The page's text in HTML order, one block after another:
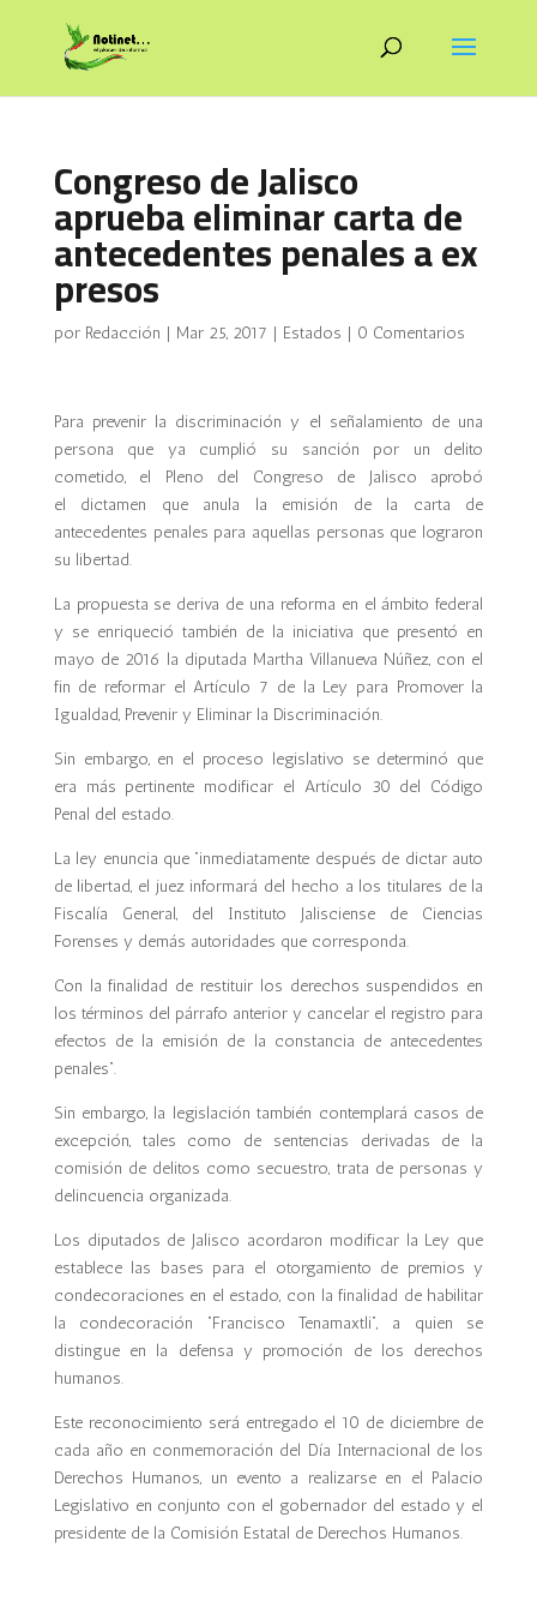
Congreso de Jalisco
aprueba eliminar carta de
antecedentes penales a ex
presos
por Redacción | Mar 25, 2017 | Estados | 0 Comentarios
Para prevenir la discriminación y el señalamiento de una
persona que ya cumplió su sanción por un delito
cometido, el Pleno del Congreso de Jalisco aprobó
el dictamen que anula la emisión de la carta de
antecedentes penales para aquellas personas que lograron
su libertad.
La propuesta se deriva de una reforma en el ámbito federal
y se enriqueció también de la iniciativa que presentó en
mayo de 2016 la diputada Martha Villanueva Núñez, con el
fin de reformar el Artículo 7 de la Ley para Promover la
Igualdad, Prevenir y Eliminar la Discriminación.
Sin embargo, en el proceso legislativo se determinó que
era más pertinente modificar el Artículo 30 del Código
Penal del estado.
La ley enuncia que “inmediatamente después de dictar auto
de libertad, el juez informará del hecho a los titulares de la
Fiscalía General, del Instituto Jalisciense de Ciencias
Forenses y demás autoridades que corresponda.
Con la finalidad de restituir los derechos suspendidos en
los términos del párrafo anterior y cancelar el registro para
efectos de la emisión de la constancia de antecedentes
penales”.
Sin embargo, la legislación también contemplará casos de
excepción, tales como de sentencias derivadas de la
comisión de delitos como secuestro, trata de personas y
delincuencia organizada.
Los diputados de Jalisco acordaron modificar la Ley que
establece las bases para el otorgamiento de premios y
condecoraciones en el estado, con la finalidad de habilitar
la condecoración “Francisco Tenamaxtli”, a quien se
distingue en la defensa y promoción de los derechos
humanos.
Este reconocimiento será entregado el 10 de diciembre de
cada año en conmemoración del Día Internacional de los
Derechos Humanos, un evento a realizarse en el Palacio
Legislativo en conjunto con el gobernador del estado y el
presidente de la Comisión Estatal de Derechos Humanos.